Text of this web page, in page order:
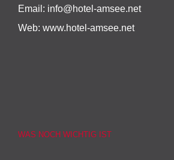
Email: info@hotel-amsee.net
Web: www.hotel-amsee.net
WAS NOCH WICHTIG IST